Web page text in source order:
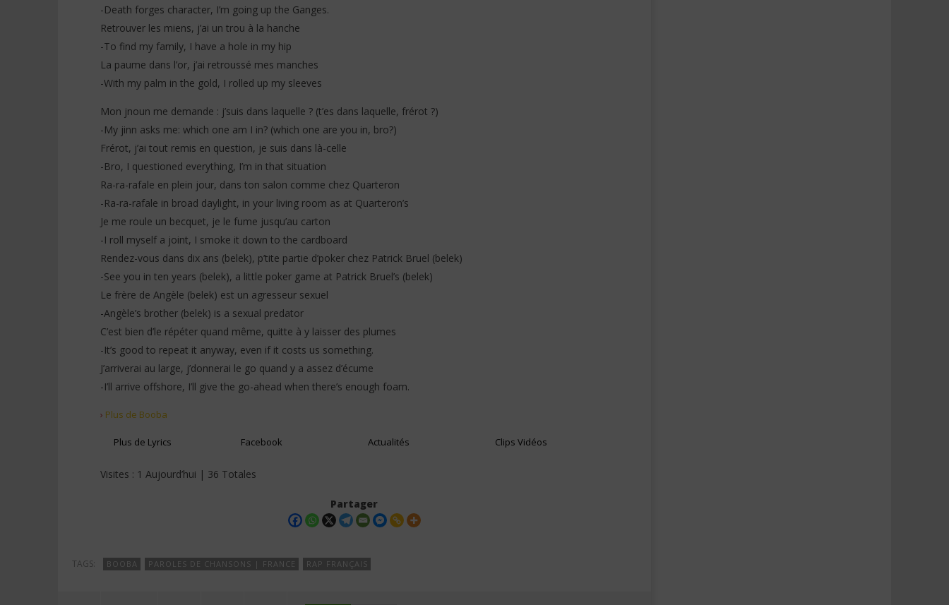
-Death forges character, I’m going up the Ganges.
Retrouver les miens, j’ai un trou à la hanche
-To find my family, I have a hole in my hip
La paume dans l’or, j’ai retroussé mes manches
-With my palm in the gold, I rolled up my sleeves
Mon jnoun me demande : j’suis dans laquelle ? (t’es dans laquelle, frérot ?)
-My jinn asks me: which one am I in? (which one are you in, bro?)
Frérot, j’ai tout remis en question, je suis dans là-celle
-Bro, I questioned everything, I’m in that situation
Ra-ra-rafale en plein jour, dans ton salon comme chez Quarteron
-Ra-ra-rafale in broad daylight, in your living room as at Quarteron’s
Je me roule un becquet, je le fume jusqu’au carton
-I roll myself a joint, I smoke it down to the cardboard
Rendez-vous dans dix ans (belek), p’tite partie d’poker chez Patrick Bruel (belek)
-See you in ten years (belek), a little poker game at Patrick Bruel’s (belek)
Le frère de Angèle (belek) est un agresseur sexuel
-Angèle’s brother (belek) is a sexual predator
C’est bien d’le répéter quand même, quitte à y laisser des plumes
-It’s good to repeat it anyway, even if it costs us something.
J’arriverai au large, j’donnerai le go quand y a assez d’écume
-I’ll arrive offshore, I’ll give the go-ahead when there’s enough foam.
› Plus de Booba
Plus de Lyrics Facebook Actualités Clips Vidéos
Visites : 1 Aujourd’hui | 36 Totales
Partager
TAGS: BOOBA PAROLES DE CHANSONS | FRANCE RAP FRANÇAIS